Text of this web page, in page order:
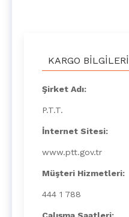
KARGO BILGILERI
Şirket Adı:
P.T.T.
İnternet Sitesi:
www.ptt.gov.tr
Müşteri Hizmetleri:
444 1 788